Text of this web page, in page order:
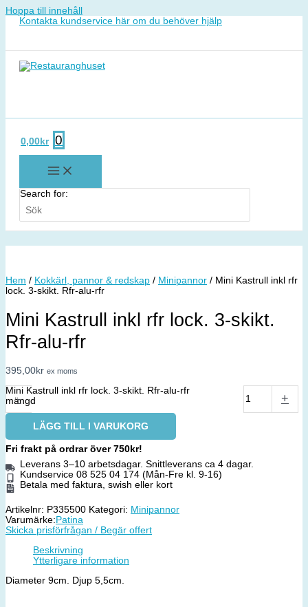
Hoppa till innehåll
Kontakta kundservice här om du behöver hjälp
0,00 kr 0
Search for:
Hem / Kokkärl, pannor & redskap / Minipannor / Mini Kastrull inkl rfr
lock. 3-skikt. Rfr-alu-rfr
Mini Kastrull inkl rfr lock. 3-skikt.
Rfr-alu-rfr
395,00kr ex moms
-
Mini Kastrull inkl rfr lock. 3-skikt. Rfr-alu-rfr
mängd
+
LÄGG TILL I VARUKORG
Fri frakt på ordrar över 750kr!
Leverans 3–10 arbetsdagar. Snittleverans ca 4 dagar.
Kundservice 08 525 04 174 (Mån-Fre kl. 9-16)
Betala med faktura, swish eller kort
Artikelnr: P335500 Kategori: Minipannor
Varumärke: Patina
Skicka prisförfrågan / Begär offert
Beskrivning
Ytterligare information
Diameter 9cm. Djup 5,5cm.